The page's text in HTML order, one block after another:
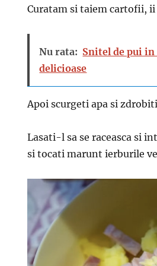
Curatam si taiem cartofii, ii
Nu rata: Snitel de pui
delicioase
Apoi scurgeti apa si
Lasati-l sa se raceasca si
si tocati marunt ierburile